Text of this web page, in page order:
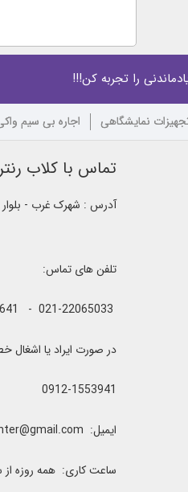
را تجربه کن!!!
نمایشگاهی اجاره بی سیم
تماس با کلاب رنتر
آدرس : شهرک غرب - بلوار
تلفن های تماس:
در صورت ایراد یا اشغال خطوط به صورت 24 ساعته میتوانید
0912-1553941
ایمیل: clubrenter@gmail.com
ساعت کاری: همه روزه از ساعت 9:00